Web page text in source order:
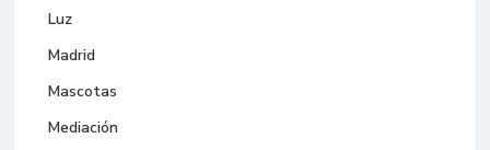
Luz
Madrid
Mascotas
Mediación